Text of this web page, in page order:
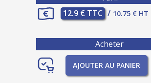
12.9 € TTC / 10.75 € HT
Acheter
AJOUTER AU PANIER